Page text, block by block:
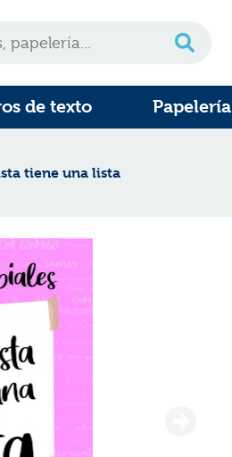
de texto Papelería
tiene una lista